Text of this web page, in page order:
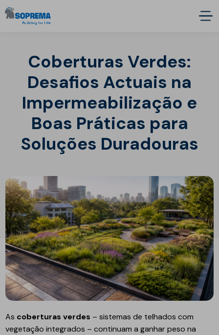
Coberturas Verdes:
Desafios Actuais na
Impermeabilização e
Boas Práticas para
Soluções Duradouras
As coberturas verdes – sistemas de telhados com
vegetação integrados – continuam a ganhar peso na